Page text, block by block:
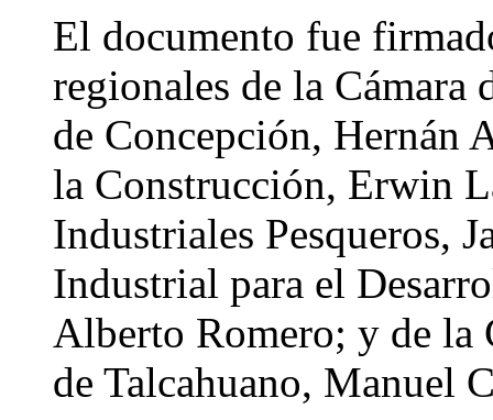
El documento fue
regionales de la
de Concepción, Hernán
la Construcción, Erwin
Industriales Pesqueros,
Industrial para el
Alberto Romero; y de la
de Talcahuano, Manuel